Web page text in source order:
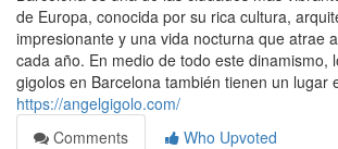
de Europa, conocida por su rica cultura,
impresionante y una vida nocturna que atrae
cada año. En medio de todo este dinamismo,
gigolos en Barcelona también tienen un lugar
https://angelgigolo.com/
Comments
Who Upvoted